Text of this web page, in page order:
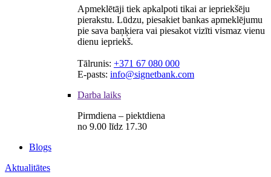
Apmeklētāji tiek apkalpoti tikai ar iepriekšēju
pierakstu. Lūdzu, piesakiet bankas apmeklējumu
pie sava baņķiera vai piesakot vizīti vismaz vienu
dienu iepriekš.
Tālrunis: +371 67 080 000
E-pasts: info@signetbank.com
Darba laiks
Pirmdiena – piektdiena
no 9.00 līdz 17.30
Blogs
Aktualitātes